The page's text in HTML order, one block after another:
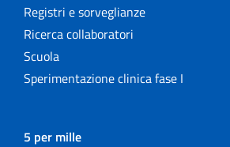
Registri e sorveglianze
Ricerca collaboratori
Scuola
Sperimentazione clinica fase I
5 per mille